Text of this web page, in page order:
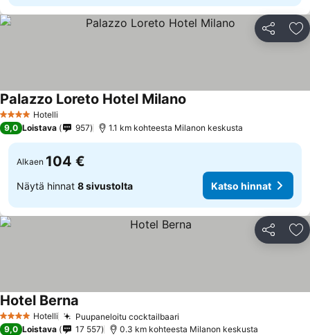
Jaa
4 Tähtiluokitus
Hotelli
Palazzo Loreto Hotel Milano
9,0 Loistava 957 1.1 km kohteesta Milanon keskusta
Alkaen 104 €
Näytä hinnat 8 sivustolta Katso hinnat
Jaa
4 Tähtiluokitus
Hotelli Puupaneloitu cocktailbaari
Hotel Berna
9,0 Loistava 17 557 0.3 km kohteesta Milanon keskusta